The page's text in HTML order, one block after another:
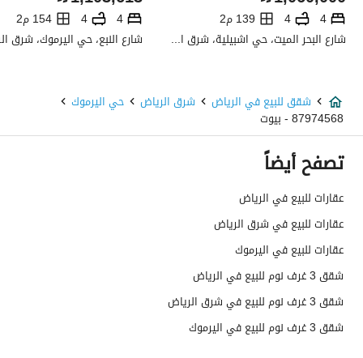
تفاصيل اضافية
عرض الشارع
0
رقم المخطط
2029
رقم صك الملكية
واجهة العقار
حدود واطوال العقار
الضمانات والمدة
-
قنوات الاعلان
منصة مرخصة ،منصات التواصل
4
4
139 م2
شارع البحر الميت، حي اشبيلية، شرق الرياض، الرياض
4
4 154 م2
شقق للبيع في الرياض شرق الرياض حي اليرموك
87974568 - بيوت
تصفح أيضاً
عقارات للبيع في الرياض
عقارات للبيع في شرق الرياض
عقارات للبيع في اليرموك
شقق 3 غرف نوم للبيع في الرياض
شقق 3 غرف نوم للبيع في شرق الرياض
شقق 3 غرف نوم للبيع في اليرموك